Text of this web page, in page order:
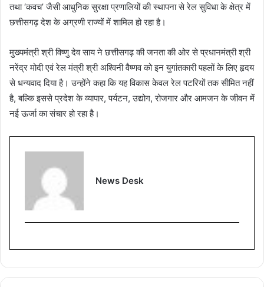
तथा ‘कवच’ जैसी आधुनिक सुरक्षा प्रणालियों की स्थापना से रेल सुविधा के क्षेत्र में
छत्तीसगढ़ देश के अग्रणी राज्यों में शामिल हो रहा है।
मुख्यमंत्री श्री विष्णु देव साय ने छत्तीसगढ़ की जनता की ओर से प्रधानमंत्री श्री
नरेंद्र मोदी एवं रेल मंत्री श्री अश्विनी वैष्णव को इन युगांतकारी पहलों के लिए हृदय
से धन्यवाद दिया है। उन्होंने कहा कि यह विकास केवल रेल पटरियों तक सीमित नहीं
है, बल्कि इससे प्रदेश के व्यापार, पर्यटन, उद्योग, रोजगार और आमजन के जीवन में
नई ऊर्जा का संचार हो रहा है।
News Desk